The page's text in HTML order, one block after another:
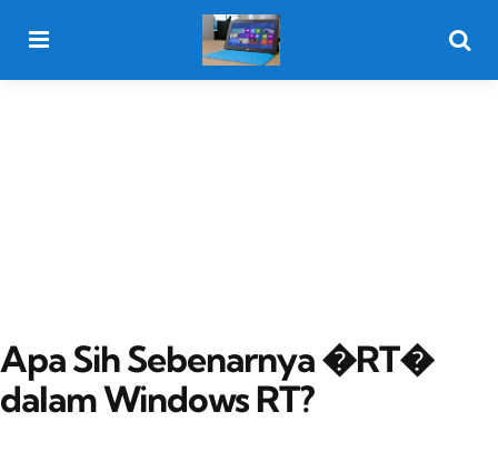
Apa Sih Sebenarnya �RT�
dalam Windows RT?